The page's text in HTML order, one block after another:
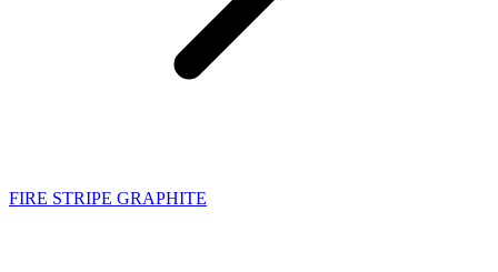
FIRE STRIPE GRAPHITE